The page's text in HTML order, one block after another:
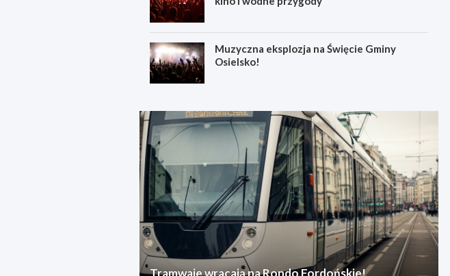
Muzyczna eksplozja na Święcie Gminy
Osielsko!
Tramwaje wracają na Rondo Fordońskie!